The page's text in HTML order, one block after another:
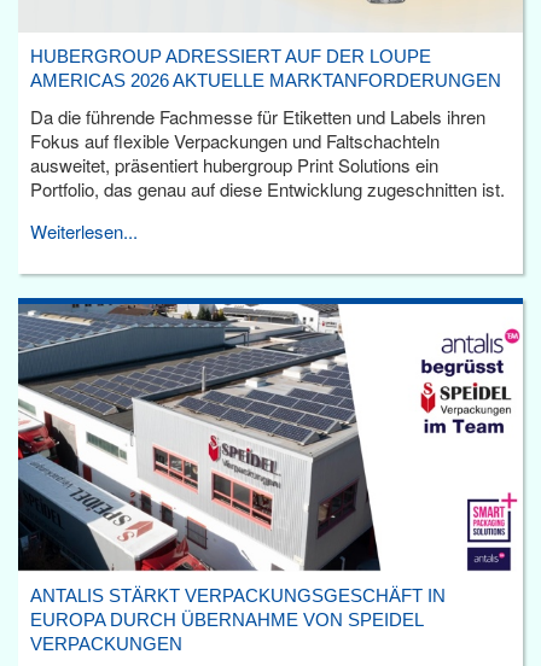
HUBERGROUP ADRESSIERT AUF DER LOUPE
AMERICAS 2026 AKTUELLE MARKTANFORDERUNGEN
Da die führende Fachmesse für Etiketten und Labels ihren
Fokus auf flexible Verpackungen und Faltschachteln
ausweitet, präsentiert hubergroup Print Solutions ein
Portfolio, das genau auf diese Entwicklung zugeschnitten ist.
Weiterlesen...
ANTALIS STÄRKT VERPACKUNGSGESCHÄFT IN
EUROPA DURCH ÜBERNAHME VON SPEIDEL
VERPACKUNGEN